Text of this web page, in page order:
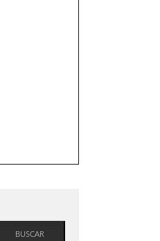
BUSCAR